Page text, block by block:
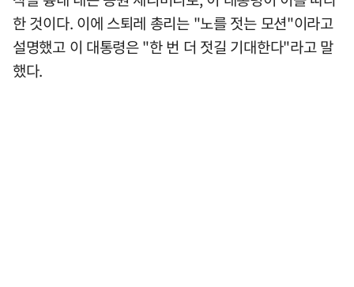
한 것이다. 이에 스퇴레 총리는 "노를 젓는 모션"이라고
설명했고 이 대통령은 "한 번 더 젓길 기대한다"라고 말
했다.